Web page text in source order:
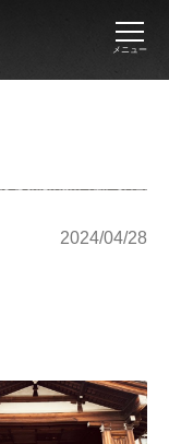
メニュー
2024/04/28